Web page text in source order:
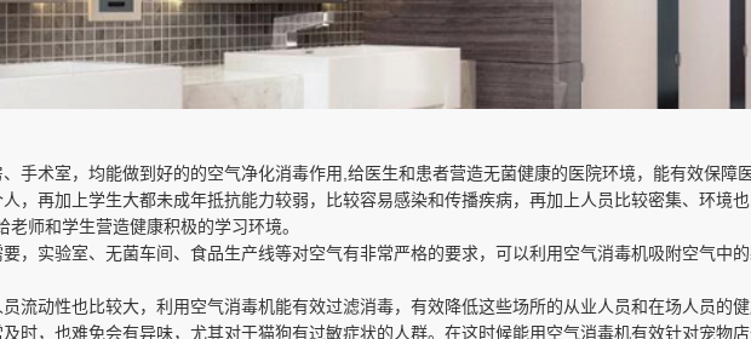
手术室，均能做到好的的空气净化消毒作用,给医生和患者营造无菌健康的医院环境，能有效保障
，再加上学生大都未成年抵抗能力较弱，比较容易感染和传播疾病，再加上人员比较密集、环境
师和学生营造健康积极的学习环境。
，实验室、无菌车间、食品生产线等对空气有非常严格的要求，可以利用空气消毒机吸附空气中
流动性也比较大，利用空气消毒机能有效过滤消毒，有效降低这些场所的从业人员和在场人员的健
时，也难免会有异味，尤其对于猫狗有过敏症状的人群。在这时候能用空气消毒机有效针对宠物